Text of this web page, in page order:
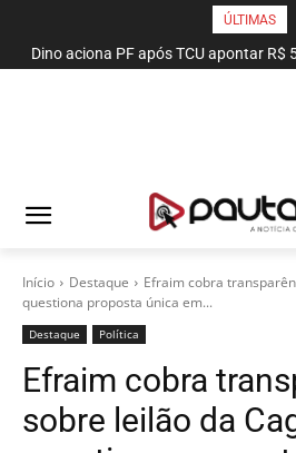
ÚLTIMAS
Dino aciona PF após TCU apontar R$
suspeitas
Início Destaque
Efraim cobra
questiona proposta única em...
Destaque Política
Efraim cobra
sobre leilão da